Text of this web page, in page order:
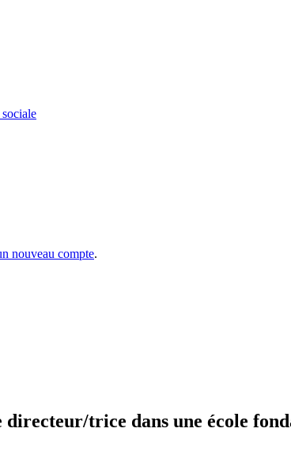
nouveau compte.
directeur/trice dans une école